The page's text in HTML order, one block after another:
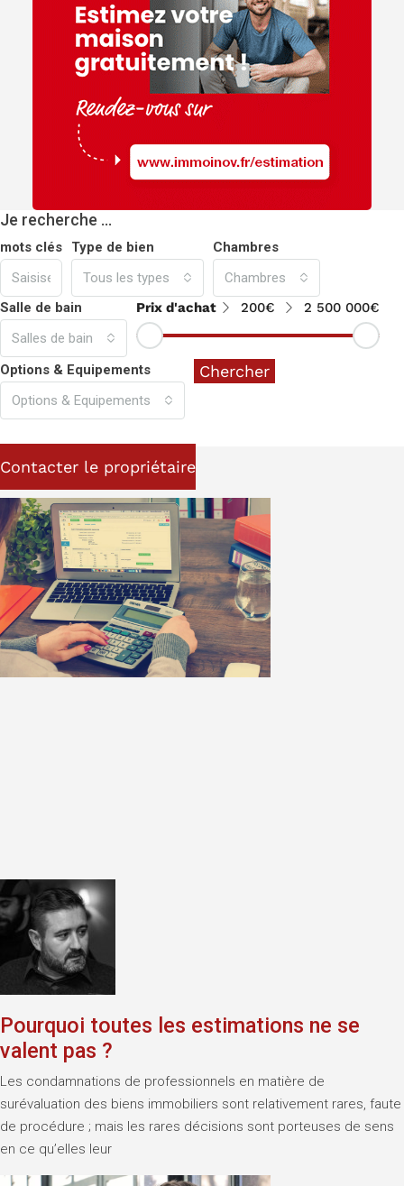
Je recherche …
mots clés
Type de bien
Tous les types
Chambres
Chambres
Salle de bain
Salles de bain
Prix d'achat 200€ 2 500 000€
Options & Equipements
Options & Equipements
Chercher
Contacter le propriétaire
Pourquoi toutes les estimations ne se
valent pas ?
Les condamnations de professionnels en matière de
surévaluation des biens immobiliers sont relativement rares, faute
de procédure ; mais les rares décisions sont porteuses de sens
en ce qu’elles leur